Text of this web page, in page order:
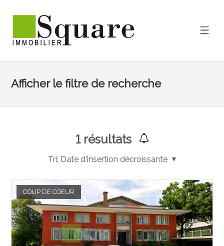
Afficher le filtre de recherche
1résultats
Tri: Date d'insertion décroissante
COUP DE COEUR